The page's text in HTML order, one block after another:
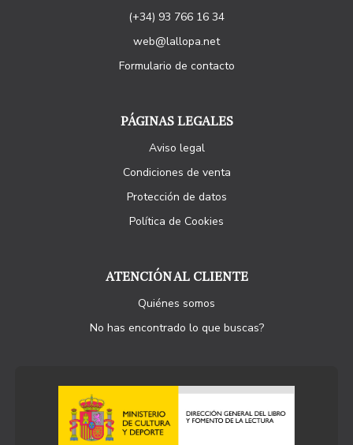
(+34) 93 766 16 34
web@lallopa.net
Formulario de contacto
PÁGINAS LEGALES
Aviso legal
Condiciones de venta
Protección de datos
Política de Cookies
ATENCIÓN AL CLIENTE
Quiénes somos
No has encontrado lo que buscas?